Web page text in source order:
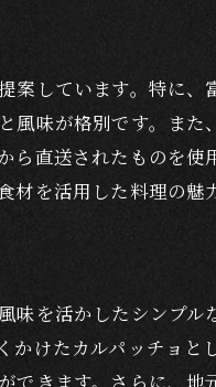
しています。特に、
味が格別です。ま
直送されたものを使
を活用した料理の魅
を活かしたシンプ
けたカルパッチョと
きます。さらに、地